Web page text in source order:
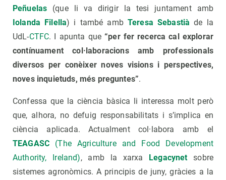
Peñuelas (que li va dirigir la tesi juntament amb
Iolanda Filella) i també ambTeresa Sebastià de la
UdL-CTFC. I apunta que“per fer recerca cal explorar
contínuament col·laboracions amb professionals
diversos per conèixer noves visions i perspectives,
noves inquietuds, més preguntes”.
Confessa que la ciència bàsica li interessa molt però
que, alhora, no defuig responsabilitats i s’implica en
ciència aplicada. Actualment col·labora amb el
TEAGASC (The Agriculture and Food Development
Authority, Ireland), amb la xarxa Legacynet
sobre
sistemes agronòmics. A principis de juny, gràcies a la